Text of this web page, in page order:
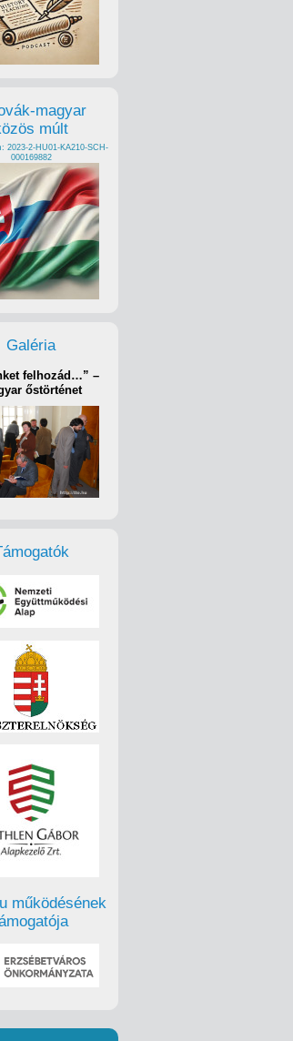
magyar
múlt
2023-2-HU01-KA210-SCH-
000169882
Galéria
felhozád…” –
őstörténet
működésének